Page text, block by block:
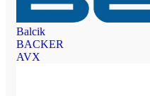
Balcik
BACKER
AVX